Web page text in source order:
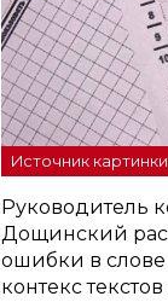
Источник
Руководитель
Дощинский
ошибки в слове
контекс